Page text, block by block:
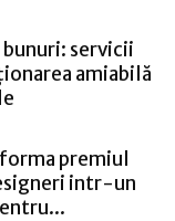
servicii
amiabilă
premiul
intr-un